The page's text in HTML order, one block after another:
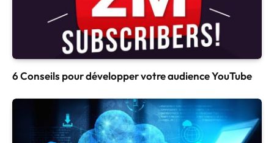
6 Conseils pour développer votre audience YouTube